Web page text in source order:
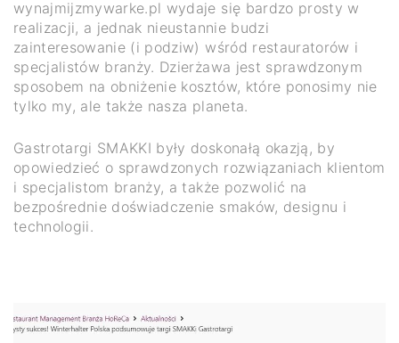
wynajmijzmywarke.pl wydaje się bardzo prosty w
realizacji, a jednak nieustannie budzi
zainteresowanie (i podziw) wśród restauratorów i
specjalistów branży. Dzierżawa jest sprawdzonym
sposobem na obniżenie kosztów, które ponosimy nie
tylko my, ale także nasza planeta.
Gastrotargi SMAKKI były doskonałą okazją, by
opowiedzieć o sprawdzonych rozwiązaniach klientom
i specjalistom branży, a także pozwolić na
bezpośrednie doświadczenie smaków, designu i
technologii.